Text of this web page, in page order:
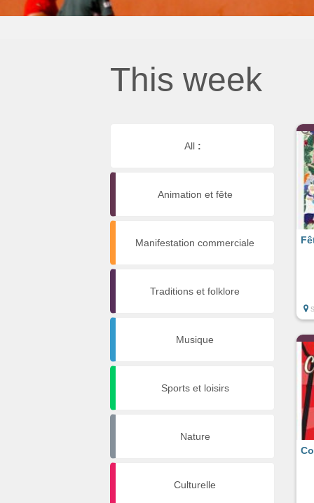
This week
All :
Animation et fête
Manifestation commerciale
Traditions et folklore
Musique
Sports et loisirs
Nature
Culturelle